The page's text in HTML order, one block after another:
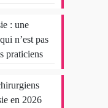
: une
n’est pas
praticiens
en 2026